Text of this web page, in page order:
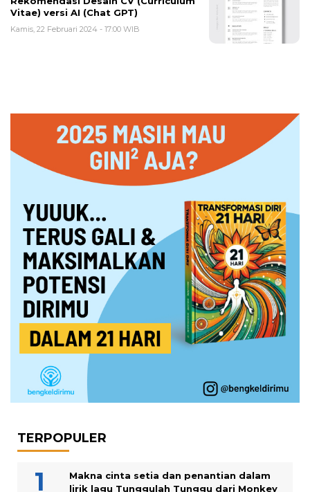
Vitae) versi AI (Chat GPT)
Kamis, 22 Februari 2024 - 17:00 WIB
TERPOPULER
Makna cinta setia dan penantian dalam
lirik lagu Tunggulah Tunggu dari Monkey